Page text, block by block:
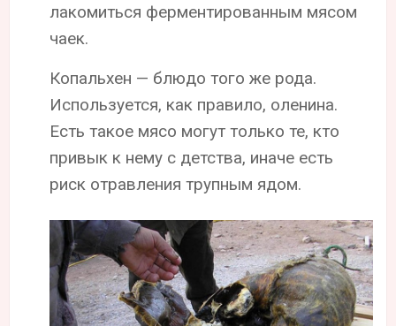
лакомиться ферментированным мясом
чаек.
Копальхен — блюдо того же рода.
Используется, как правило, оленина.
Есть такое мясо могут только те, кто
привык к нему с детства, иначе есть
риск отравления трупным ядом.